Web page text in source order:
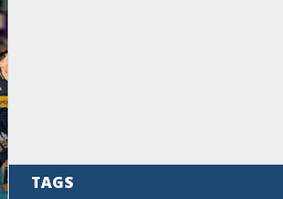
TAGS